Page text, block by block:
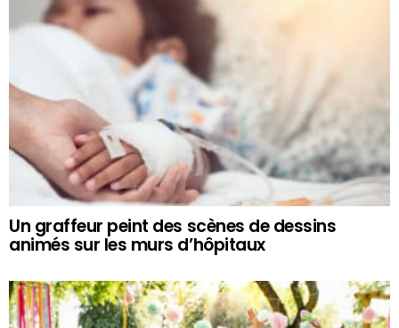
Un graffeur peint des scènes de dessins
animés sur les murs d’hôpitaux